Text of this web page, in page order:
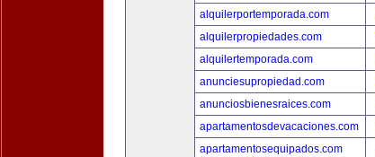
alquilerportemporada.com
alquilerpropiedades.com
alquilertemporada.com
anunciesupropiedad.com
anunciosbienesraices.com
apartamentosdevacaciones.com
apartamentosequipados.com